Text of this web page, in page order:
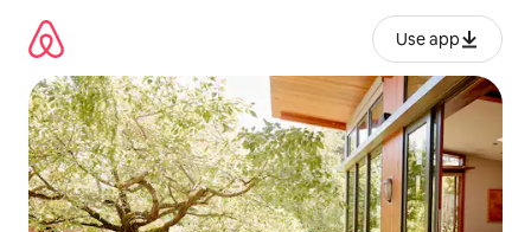
kwenda
kwenye
maudhui
Use app